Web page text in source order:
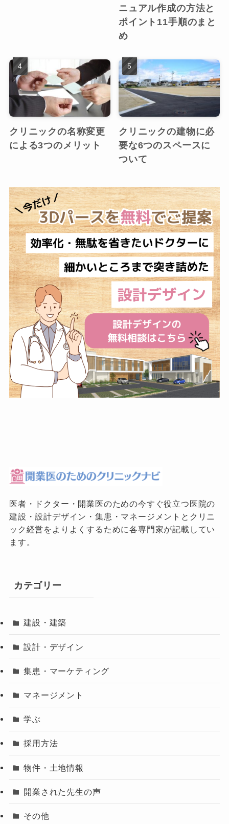
ニュアル作成の方法と
ポイント11手順のまと
め
クリニックの名称変更
による3つのメリット
クリニックの建物に必
要な6つのスペースに
ついて
医者・ドクター・開業医のための今すぐ役立つ医院の
建設・設計デザイン・集患・マネージメントとクリニ
ック経営をよりよくするために各専門家が記載してい
ます。
カテゴリー
建設・建築
設計・デザイン
集患・マーケティング
マネージメント
学ぶ
採用方法
物件・土地情報
開業された先生の声
その他